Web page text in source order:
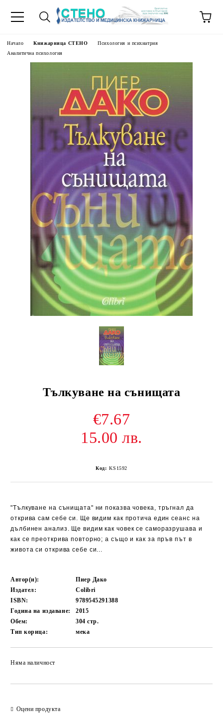
Начало Книжарница СТЕНО
Психология и психиатрия
Аналитична психология
Тълкуване на сънищата
€7.67
15.00 лв.
Код: KS1592
"Тълкуване на сънищата" ни показва човека, тръгнал да
открива сам себе си. Ще видим как протича един сеанс на
дълбинен анализ. Ще видим как човек се саморазрушава и
как се преоткрива повторно; а също и как за пръв път в
живота си открива себе си...
Автор(и):
Пиер Дако
Издател:
Colibri
ISBN:
9789545291388
Година на издаване:
2015
Обем:
304стр.
Тип корица:
мека
Няма наличност
Оцени продукта